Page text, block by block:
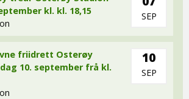
kl. kl. 18,15
SEP
friidrett Osterøy
10. september frå kl.
10
SEP